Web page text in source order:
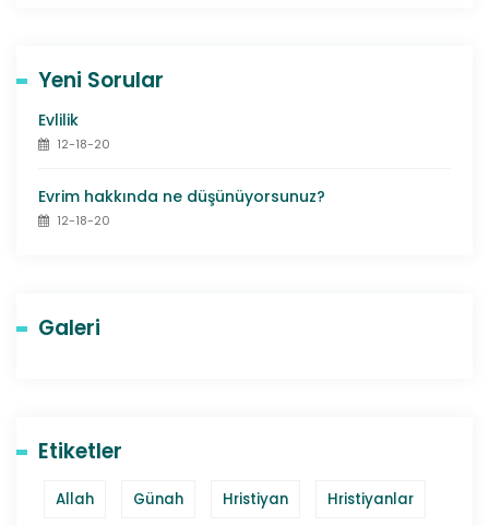
Yeni Sorular
Evlilik
12-18-20
Evrim hakkında ne düşünüyorsunuz?
12-18-20
Galeri
Etiketler
Allah Günah Hristiyan Hristiyanlar